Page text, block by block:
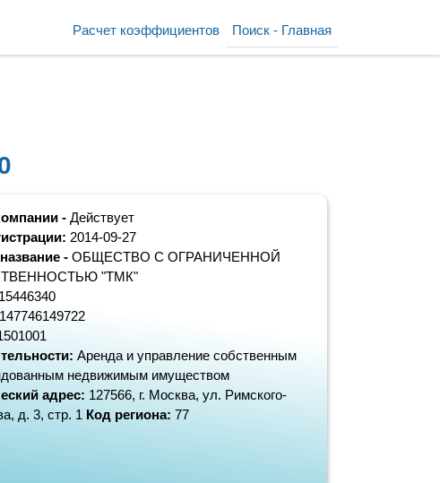
Поиск - Главная
Расчет коэффициентов
- Действует
2014-09-27
- ОБЩЕСТВО С ОГРАНИЧЕННОЙ
"ТМК"
Аренда и управление собственным
недвижимым имуществом
адрес: 127566, г. Москва, ул. Римского-
д. 3, стр. 1 Код региона: 77